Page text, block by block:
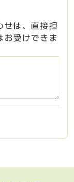
せは、直接担
お受けできま